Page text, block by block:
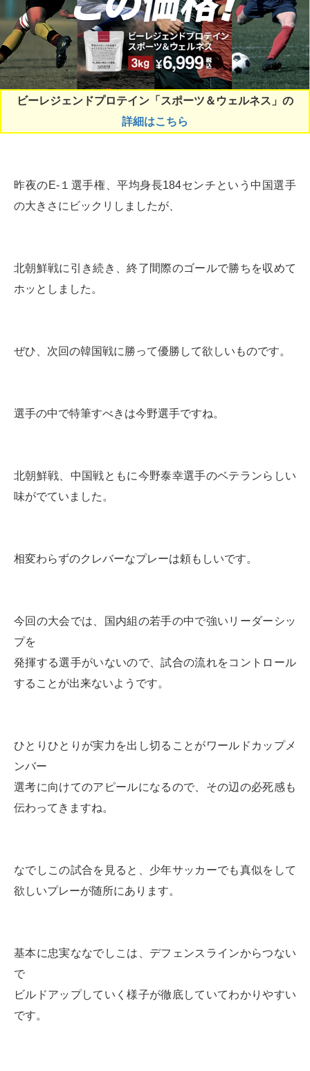
ビーレジェンドプロテイン「スポーツ＆ウェルネス」の
詳細はこちら
昨夜のE-１選手権、平均身長184センチという中国選手
の大きさにビックリしましたが、
北朝鮮戦に引き続き、終了間際のゴールで勝ちを収めて
ホッとしました。
ぜひ、次回の韓国戦に勝って優勝して欲しいものです。
選手の中で特筆すべきは今野選手ですね。
北朝鮮戦、中国戦ともに今野泰幸選手のベテランらしい
味がでていました。
相変わらずのクレバーなプレーは頼もしいです。
今回の大会では、国内組の若手の中で強いリーダーシッ
プを
発揮する選手がいないので、試合の流れをコントロール
することが出来ないようです。
ひとりひとりが実力を出し切ることがワールドカップメ
ンバー
選考に向けてのアピールになるので、その辺の必死感も
伝わってきますね。
なでしこの試合を見ると、少年サッカーでも真似をして
欲しいプレーが随所にあります。
基本に忠実ななでしこは、デフェンスラインからつない
で
ビルドアップしていく様子が徹底していてわかりやすい
です。